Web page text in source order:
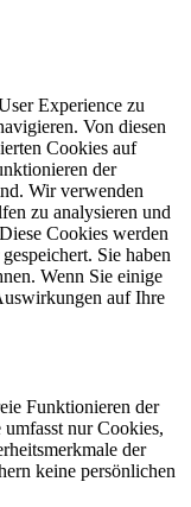
Experience zu
Von diesen
Cookies auf
der
Wir verwenden
zu analysieren und
Cookies werden
Sie haben
Wenn Sie einige
auf Ihre
Funktionieren der
nur Cookies,
der
keine persönlichen